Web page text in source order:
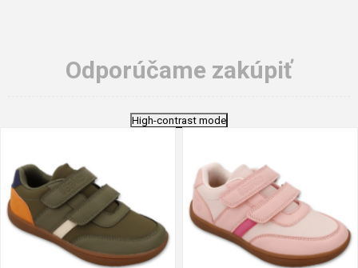
Odporúčame zakúpiť
High-contrast mode